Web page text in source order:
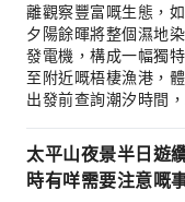
離觀察豐富嘅生態，
夕陽餘暉將整個濕地
發電機，構成一幅獨
至附近嘅梧棲漁港，
出發前查詢潮汐時間
太平山夜景半日遊
時有咩需要注意嘅